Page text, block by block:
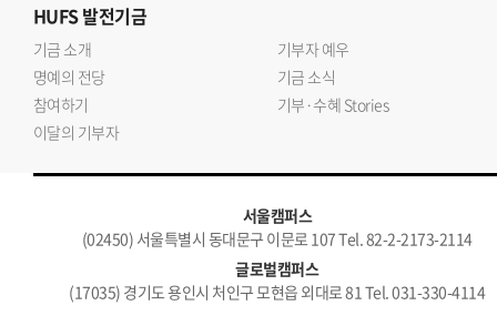
HUFS발전기금
기금 소개
기부자 예우
명예의 전당
기금 소식
참여하기
기부·수혜 Stories
이달의 기부자
서울캠퍼스
(02450) 서울특별시 동대문구 이문로 107 Tel. 82-2-2173-2114
글로벌캠퍼스
(17035) 경기도 용인시 처인구 모현읍 외대로 81 Tel. 031-330-4114